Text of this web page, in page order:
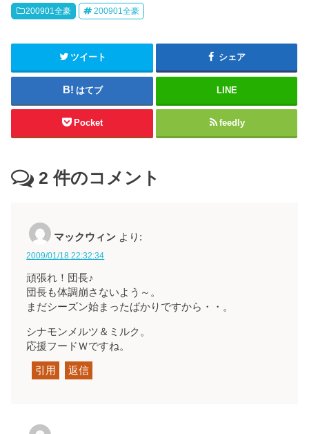
200901全豪 200901全豪
ツイート シェア
はてブ LINE
Pocket feedly
2 件のコメント
マックウィン より:
2009/01/18 22:32:34
頑張れ！団長♪
団長も体調崩さないよう～。
まだシーズン始まったばかりですから・・。
シナモンメルツ＆ミルク。
応援フードＷですね。
引用 返信